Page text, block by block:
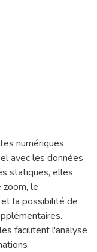
numériques
avec les données
statiques, elles
le
la possibilité de
facilitent l'analyse